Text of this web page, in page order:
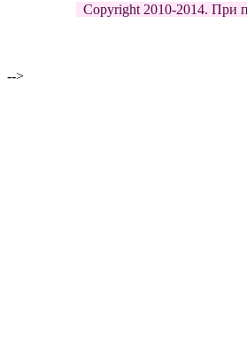
Copyright 2010-2014. При
-->